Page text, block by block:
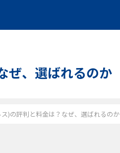
ぜ、選ばれるのか
ス)の評判と料金は？なぜ、選ばれるのか